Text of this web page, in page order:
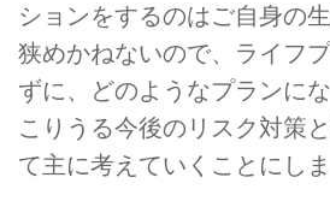
ションをするのはご自身の
狭めかねないので、ライフ
ずに、どのようなプランに
こりうる今後のリスク対策
て主に考えていくことにしま